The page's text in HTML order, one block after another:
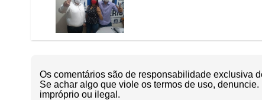
Os comentários são de responsabilidade exclusiva
Se achar algo que viole os termos de uso,
impróprio ou ilegal.